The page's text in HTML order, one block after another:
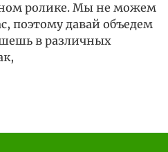
ролике. Мы не можем
поэтому давай объедем
в различных